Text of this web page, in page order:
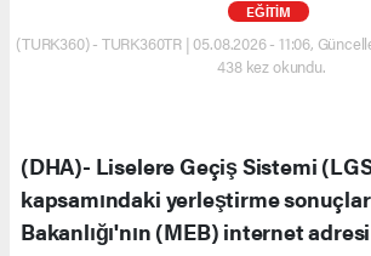
EĞİTİM
(TURK360) - TURK360TR | 05.08.2026 - 11:06,
438 kez okundu.
(DHA)- Liselere Geçiş Sistemi
kapsamındaki yerleştirme
Bakanlığı'nın (MEB) internet adresi